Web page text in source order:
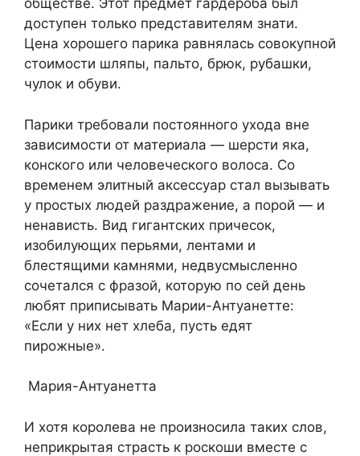
обществе. Этот предмет гардероба был
доступен только представителям знати.
Цена хорошего парика равнялась совокупной
стоимости шляпы, пальто, брюк, рубашки,
чулок и обуви.
Парики требовали постоянного ухода вне
зависимости от материала — шерсти яка,
конского или человеческого волоса. Со
временем элитный аксессуар стал вызывать
у простых людей раздражение, а порой — и
ненависть. Вид гигантских причесок,
изобилующих перьями, лентами и
блестящими камнями, недвусмысленно
сочетался с фразой, которую по сей день
любят приписывать Марии-Антуанетте:
«Если у них нет хлеба, пусть едят
пирожные».
Мария-Антуанетта
И хотя королева не произносила таких слов,
неприкрытая страсть к роскоши вместе с